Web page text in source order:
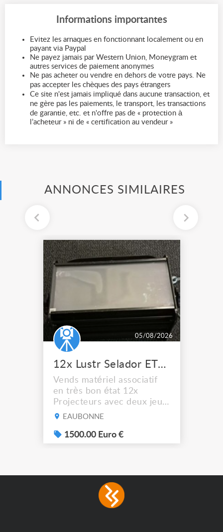
Informations importantes
Evitez les arnaques en fonctionnant localement ou en
payant via Paypal
Ne payez jamais par Western Union, Moneygram et
autres services de paiement anonymes
Ne pas acheter ou vendre en dehors de votre pays. Ne
pas accepter les chèques des pays étrangers
Ce site n'est jamais impliqué dans aucune transaction, et
ne gère pas les paiements, le transport, les transactions
de garantie, etc. et n'offre pas de « protection à
l’acheteur » ni de « certification au vendeur »
ANNONCES SIMILAIRES
05/08/2026
12x Lustr Selador ETC Led 7x colors filtres
Vends matériel associatif
en très bon état 12x
Projecteurs avec deux jeux
de filtre filtre Lustr Selador
system – seven colour
LEDs providing the
with low power
consumption The
EAUBONNE
1500.00 Euro €